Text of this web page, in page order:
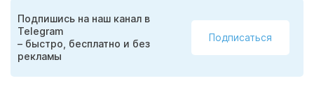
Подпишись на наш канал в
Telegram
– быстро, бесплатно и без
рекламы
Подписаться